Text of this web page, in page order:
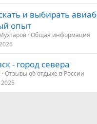
и выбирать
опыт
Общая информация
- город севера
Отзывы об отдыхе в России